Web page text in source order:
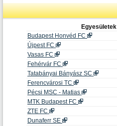
Egyesületek
Budapest Honvéd FC
Újpest FC
Vasas FC
Fehérvár FC
Tatabányai Bányász SC
Ferencvárosi TC
Pécsi MSC - Matias
MTK Budapest FC
ZTE FC
Dunaferr SE